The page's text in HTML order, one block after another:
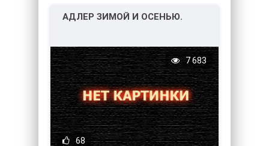
АДЛЕР ЗИМОЙ И ОСЕНЬЮ.
68
7 683